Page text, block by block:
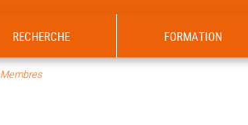
RECHERCHE FORMATION
Membres